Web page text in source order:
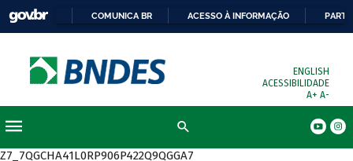
COMUNICA BR ACESSO À INFORMAÇÃO
ENGLISH
ACESSIBILIDADE
A+ A-
Z7_7QGCHA41L0RP906P422Q9QGGA7